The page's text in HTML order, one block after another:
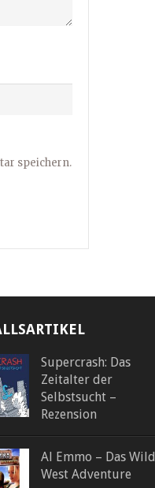
speichern.
Supercrash: Das
Zeitalter der
Selbstsucht –
Rezension
Al Emmo – Das Wild
West Adventure